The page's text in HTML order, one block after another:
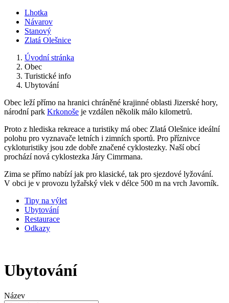
Lhotka
Návarov
Stanový
Zlatá Olešnice
Úvodní stránka
Obec
Turistické info
Ubytování
Obec leží přímo na hranici chráněné krajinné oblasti Jizerské hory,
národní park Krkonoše je vzdálen několik málo kilometrů.
Proto z hlediska rekreace a turistiky má obec Zlatá Olešnice ideální
polohu pro vyznavače letních i zimních sportů. Pro příznivce
cykloturistiky jsou zde dobře značené cyklostezky. Naší obcí
prochází nová cyklostezka Járy Cimrmana.
Zima se přímo nabízí jak pro klasické, tak pro sjezdové lyžování.
V obci je v provozu lyžařský vlek v délce 500 m na vrch Javorník.
Tipy na výlet
Ubytování
Restaurace
Odkazy
Ubytování
Název